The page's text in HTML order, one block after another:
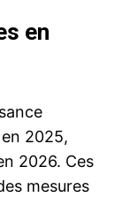
en
2025,
2026. Ces
mesures